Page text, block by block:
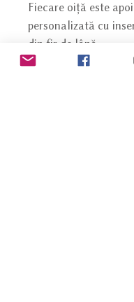
Fiecare oiță este apoi
personalizată cu
din fir de lână.